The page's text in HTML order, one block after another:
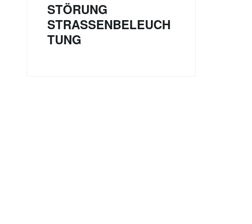
STÖRUNG
STRASSENBELEUCHT
UNG